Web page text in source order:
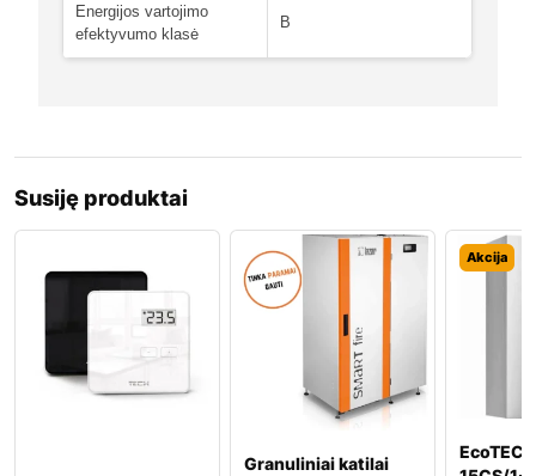
Energijos vartojimo
efektyvumo klasė
B
Susiję produktai
Granuliniai katilai
Akcija
EcoTEC